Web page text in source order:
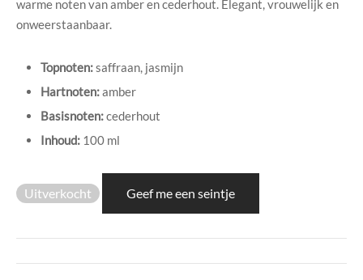
warme noten van amber en cederhout. Elegant, vrouwelijk en
onweerstaanbaar.
Topnoten:saffraan, jasmijn
Hartnoten:amber
Basisnoten:cederhout
Inhoud: 100 ml
Uitverkocht Geef me een seintje
Rebul
Collection